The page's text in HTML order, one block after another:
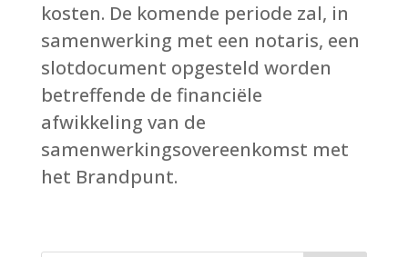
kosten. De komende periode zal, in
samenwerking met een notaris, een
slotdocument opgesteld worden
betreffende de financiële
afwikkeling van de
samenwerkingsovereenkomst met
het Brandpunt.